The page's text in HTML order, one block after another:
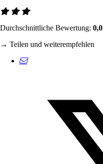
Durchschnittliche Bewertung: 0,0
→ Teilen und weiterempfehlen